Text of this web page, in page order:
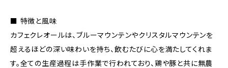
■ 特徴と風味
カフェクレオールは、ブルーマウンテンやクリスタルマウンテンを
超えるほどの深い味わいを持ち、飲むたびに心を満たしてくれま
す。全ての生産過程は手作業で行われており、鶏や豚と共に無農